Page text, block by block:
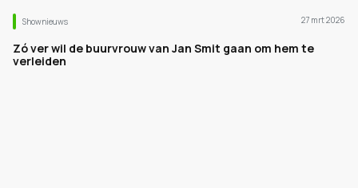
Shownieuws 27 mrt 2026
Zó ver wil de buurvrouw van Jan Smit gaan om hem te
verleiden